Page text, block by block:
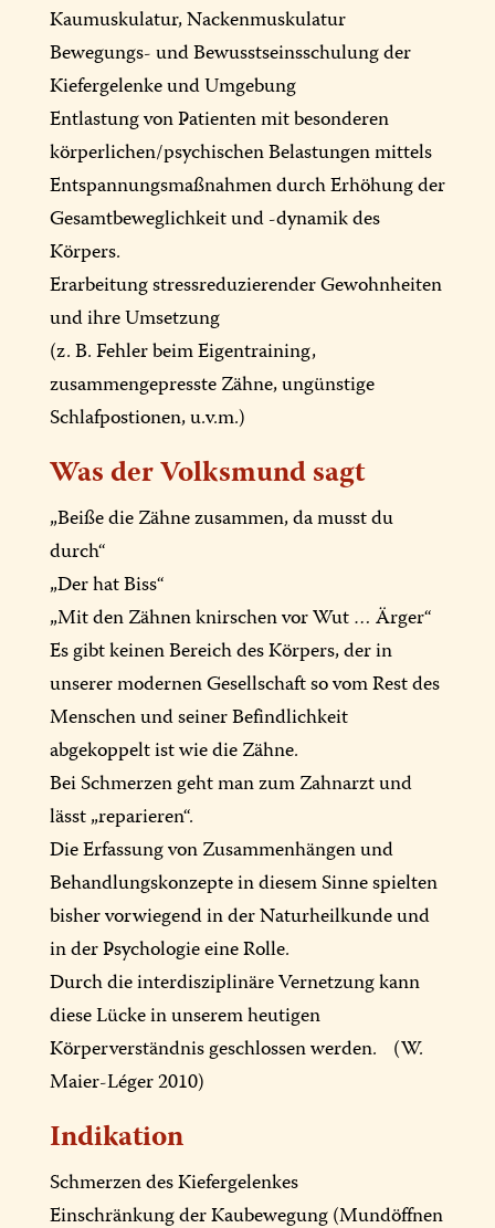
Kaumuskulatur, Nackenmuskulatur
Bewegungs- und Bewusstseinsschulung der
Kiefergelenke und Umgebung
Entlastung von Patienten mit besonderen
körperlichen/psychischen Belastungen mittels
Entspannungsmaßnahmen durch Erhöhung der
Gesamtbeweglichkeit und -dynamik des
Körpers.
Erarbeitung stressreduzierender Gewohnheiten
und ihre Umsetzung
(z. B. Fehler beim Eigentraining,
zusammengepresste Zähne, ungünstige
Schlafpostionen, u.v.m.)
Was der Volksmund sagt
„Beiße die Zähne zusammen, da musst du
durch“
„Der hat Biss“
„Mit den Zähnen knirschen vor Wut … Ärger“
Es gibt keinen Bereich des Körpers, der in
unserer modernen Gesellschaft so vom Rest des
Menschen und seiner Befindlichkeit
abgekoppelt ist wie die Zähne.
Bei Schmerzen geht man zum Zahnarzt und
lässt „reparieren“.
Die Erfassung von Zusammenhängen und
Behandlungskonzepte in diesem Sinne spielten
bisher vorwiegend in der Naturheilkunde und
in der Psychologie eine Rolle.
Durch die interdisziplinäre Vernetzung kann
diese Lücke in unserem heutigen
Körperverständnis geschlossen werden. (W.
Maier-Léger 2010)
Indikation
Schmerzen des Kiefergelenkes
Einschränkung der Kaubewegung (Mundöffnen